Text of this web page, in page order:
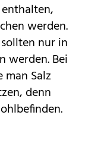
werden.
nur in
werden. Bei
Salz
denn